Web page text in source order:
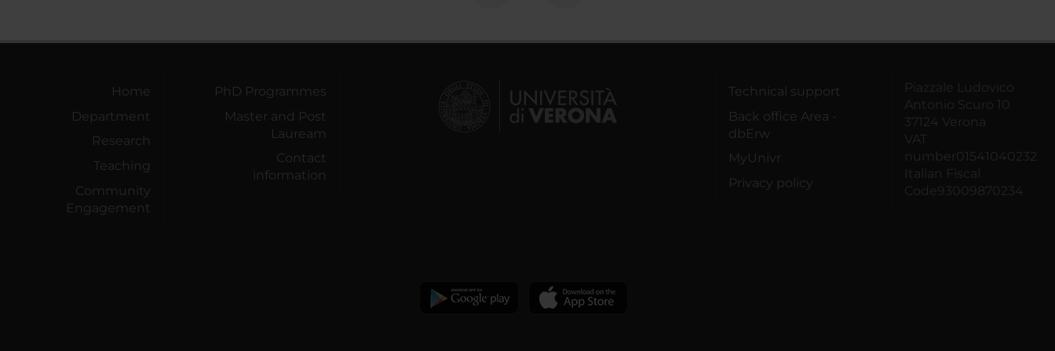
Home
Department
Research
Teaching
Community
Engagement
PhD Programmes
Master and Post
Lauream
Contact
information
Technical support
Back office Area -
dbErw
MyUnivr
Privacy policy
Piazzale Ludovico
Antonio Scuro 10
37124 Verona
VAT
number01541040232
Italian Fiscal
Code93009870234